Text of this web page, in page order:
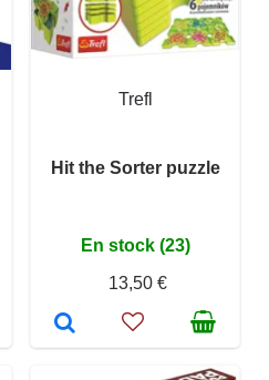
Trefl
Hit the Sorter puzzle
En stock (23)
13,50 €